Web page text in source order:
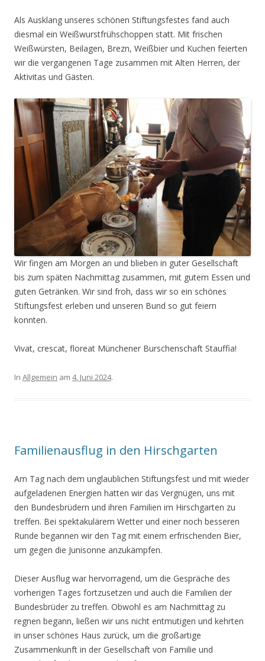
Als Ausklang unseres schönen Stiftungsfestes fand auch
diesmal ein Weißwurstfrühschoppen statt. Mit frischen
Weißwürsten, Beilagen, Brezn, Weißbier und Kuchen feierten
wir die vergangenen Tage zusammen mit Alten Herren, der
Aktivitas und Gästen.
Wir fingen am Morgen an und blieben in guter Gesellschaft
bis zum späten Nachmittag zusammen, mit gutem Essen und
guten Getränken. Wir sind froh, dass wir so ein schönes
Stiftungsfest erleben und unseren Bund so gut feiern
konnten.
Vivat, crescat, floreat Münchener Burschenschaft Stauffia!
In Allgemein am 4. Juni 2024.
Familienausflug in den Hirschgarten
Am Tag nach dem unglaublichen Stiftungsfest und mit wieder
aufgeladenen Energien hatten wir das Vergnügen, uns mit
den Bundesbrüdern und ihren Familien im Hirschgarten zu
treffen. Bei spektakulärem Wetter und einer noch besseren
Runde begannen wir den Tag mit einem erfrischenden Bier,
um gegen die Junisonne anzukämpfen.
Dieser Ausflug war hervorragend, um die Gespräche des
vorherigen Tages fortzusetzen und auch die Familien der
Bundesbrüder zu treffen. Obwohl es am Nachmittag zu
regnen begann, ließen wir uns nicht entmutigen und kehrten
in unser schönes Haus zurück, um die großartige
Zusammenkunft in der Gesellschaft von Familie und